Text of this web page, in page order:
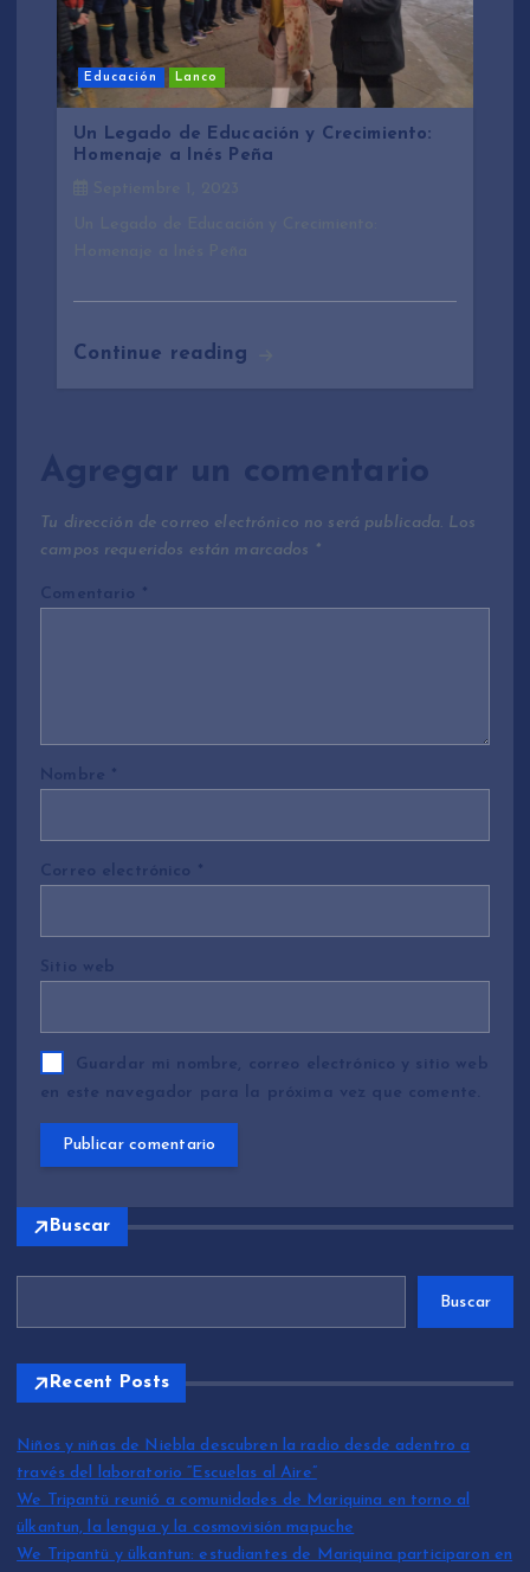
Educación Lanco
Un Legado de Educación y Crecimiento:
Homenaje a Inés Peña
Continue reading
Agregar un comentario
Tu dirección de correo electrónico no será publicada. Los
campos requeridos están marcados *
Comentario *
Nombre *
Correo electrónico *
Sitio web
Guardar mi nombre, correo electrónico y sitio web
en este navegador para la próxima vez que comente.
Buscar
Buscar
Recent Posts
Niños y niñas de Niebla descubren la radio desde adentro a
través del laboratorio “Escuelas al Aire”
We Tripantü reunió a comunidades de Mariquina en torno al
ülkantun, la lengua y la cosmovisión mapuche
We Tripantü y ülkantun: estudiantes de Mariquina participaron en